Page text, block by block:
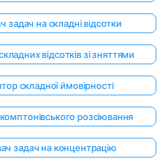
на складні відсотки
відсотків зі зняттями
складної ймовірності
розсіювання
задач на концентрацію